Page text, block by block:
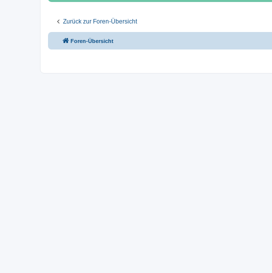
Zurück zur Foren-Übersicht
Foren-Übersicht